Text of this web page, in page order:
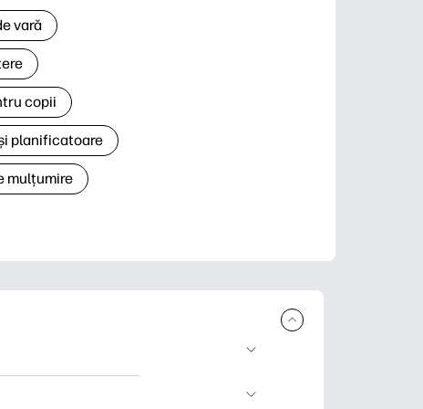
vară
copii
planificatoare
mulțumire